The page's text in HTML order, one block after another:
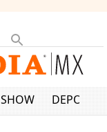
SHOW